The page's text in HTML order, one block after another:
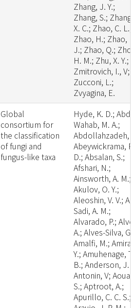
Zhang, J. Y.;
Zhang, S.; Zhang,
X. C.; Zhao, C. L.;
Zhao, H.; Zhao,
J.; Zhao, Q.;
H. M.; Zhu, X. Y.;
Zmitrovich, I., V;
Zucconi, L.;
Zvyagina, E.
Global
consortium for
the classification
of fungi and
fungus-like taxa
Hyde, K. D.;
Wahab, M. A.;
Abdollahzadeh,
Abeywickrama, P.
D.; Absalan, S.;
Afshari, N.;
Ainsworth, A. M.;
Akulov, O. Y.;
Aleoshin, V. V.; Al-
Sadi, A. M.;
Alvarado, P.;
A.; Alves-Silva, G.;
Amalfi, M.; Amira,
Y.; Amuhenage, T.
B.; Anderson, J.
Antonin, V; Aouali,
S.; Aptroot, A.;
Apurillo, C. C. S.;